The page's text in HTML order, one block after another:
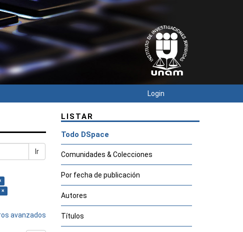
Login
Ir
avanzados
LISTAR
Todo DSpace
Comunidades & Colecciones
Por fecha de publicación
Autores
Títulos